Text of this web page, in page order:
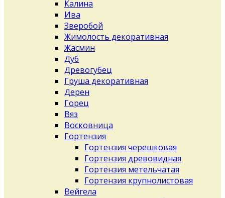
Калина
Ива
Зверобой
Жимолость декоративная
Жасмин
Дуб
Древогубец
Груша декоративная
Дерен
Горец
Вяз
Восковница
Гортензия
Гортензия черешковая
Гортензия древовидная
Гортензия метельчатая
Гортензия крупнолистовая
Вейгела